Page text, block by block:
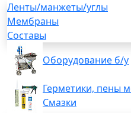
Ленты/манжеты/углы
Мембраны
Составы
Оборудование б/у
Герметики, пены
Смазки